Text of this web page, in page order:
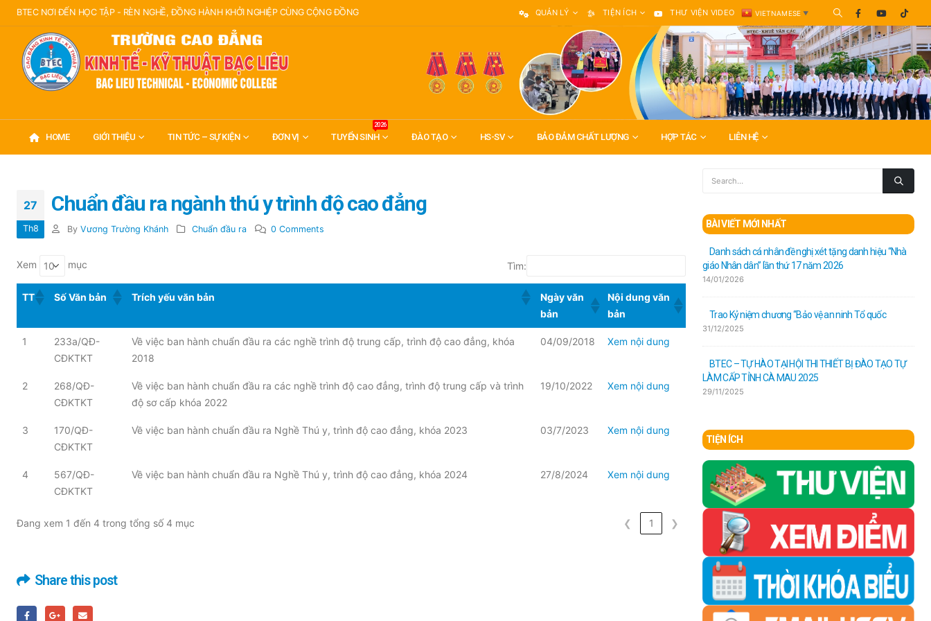
BTEC NƠI ĐẾN HỌC TẬP - RÈN NGHỀ, ĐỒNG HÀNH KHỞI NGHIỆP CÙNG CỘNG ĐỒNG QUẢN LÝ TIỆN ÍCH THƯ VIỆN VIDEO VIETNAMESE ▼
HOME GIỚI THIỆU TIN TỨC – SỰ KIỆN ĐƠN VỊ TUYỂN SINH
2026
ĐÀO TẠO HS-SV BẢO ĐẢM CHẤT LƯỢNG HỢP TÁC LIÊN HỆ
27
Th8
Chuẩn đầu ra ngành thú y trình độ cao đẳng
By Vương Trường Khánh Chuẩn đầu ra 0 Comments
Xem mục Tìm:
TT Số Văn bản Trích yếu văn bản
Ngày văn
bản
Nội dung văn
bản
1
233a/QĐ-
CĐKTKT
Về việc ban hành chuẩn đầu ra các nghề trình độ trung cấp, trình độ cao đẳng, khóa
2018
04/09/2018 Xem nội dung
2
268/QĐ-
CĐKTKT
Về việc ban hành chuẩn đầu ra các nghề trình độ cao đẳng, trình độ trung cấp và trình
độ sơ cấp khóa 2022
19/10/2022 Xem nội dung
3
170/QĐ-
CĐKTKT
Về việc ban hành chuẩn đầu ra Nghề Thú y, trình độ cao đẳng, khóa 2023 03/7/2023 Xem nội dung
4
567/QĐ-
CĐKTKT
Về việc ban hành chuẩn đầu ra Nghề Thú y, trình độ cao đẳng, khóa 2024 27/8/2024 Xem nội dung
Đang xem 1 đến 4 trong tổng số 4 mục ❮ 1 ❯
Share this post
BÀI VIẾT MỚI NHẤT
Danh sách cá nhân đề nghị xét tặng danh hiệu “Nhà
giáo Nhân dân” lần thứ 17 năm 2026
14/01/2026
Trao Kỷ niệm chương “Bảo vệ an ninh Tổ quốc
31/12/2025
BTEC – ​TỰ HÀO TẠI HỘI THI THIẾT BỊ ĐÀO TẠO TỰ
LÀM CẤP TỈNH CÀ MAU 2025
29/11/2025
TIỆN ÍCH